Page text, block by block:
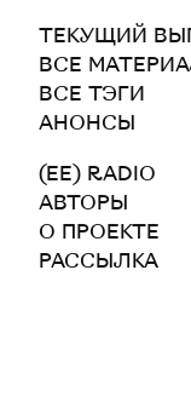
ТЕКУЩИЙ
ВСЕ
ВСЕ ТЭГИ
АНОНСЫ
(EE) RADIO
АВТОРЫ
О ПРОЕКТЕ
РАССЫЛКА